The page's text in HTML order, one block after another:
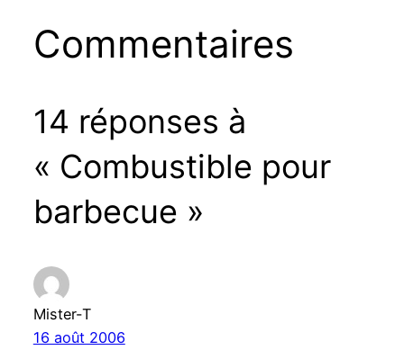
Commentaires
14 réponses à
« Combustible pour
barbecue »
Mister-T
16 août 2006